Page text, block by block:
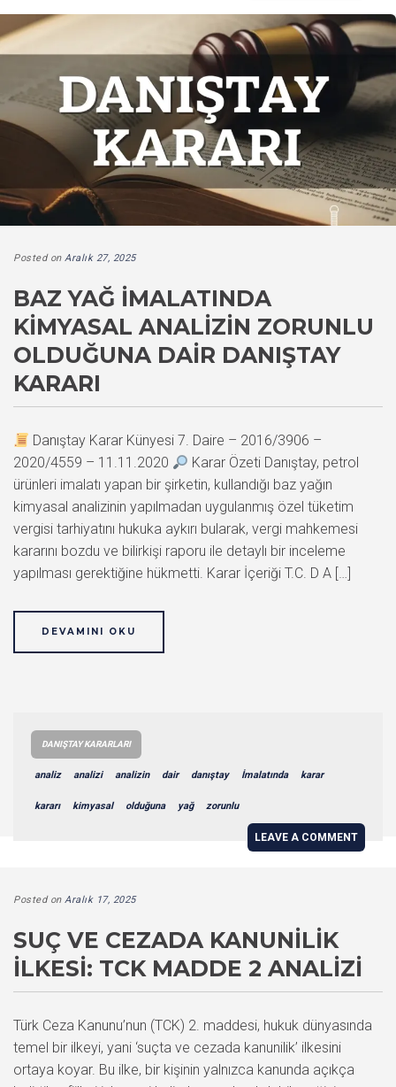
Posted on Aralık 27, 2025
BAZ YAĞ İMALATINDA
KIMYASAL ANALIZIN ZORUNLU
OLDUĞUNA DAIR DANIŞTAY
KARARI
Danıştay Karar Künyesi 7. Daire – 2016/3906 –
2020/4559 – 11.11.2020
Karar Özeti Danıştay, petrol
ürünleri imalatı yapan bir şirketin, kullandığı baz yağın
kimyasal analizinin yapılmadan uygulanmış özel tüketim
vergisi tarhiyatını hukuka aykırı bularak, vergi mahkemesi
kararını bozdu ve bilirkişi raporu ile detaylı bir inceleme
yapılması gerektiğine hükmetti. Karar İçeriği T.C. D A […]
DEVAMINI OKU
DANIŞTAY KARARLARI
analiz analizi analizin dair danıştay İmalatında karar
kararı kimyasal olduğuna yağ zorunlu
LEAVE A COMMENT
Posted on Aralık 17, 2025
SUÇ VE CEZADA KANUNILIK
İLKESI: TCK MADDE 2 ANALIZI
Türk Ceza Kanunu’nun (TCK) 2. maddesi, hukuk dünyasında
temel bir ilkeyi, yani ‘suçta ve cezada kanunilik’ ilkesini
ortaya koyar. Bu ilke, bir kişinin yalnızca kanunda açıkça